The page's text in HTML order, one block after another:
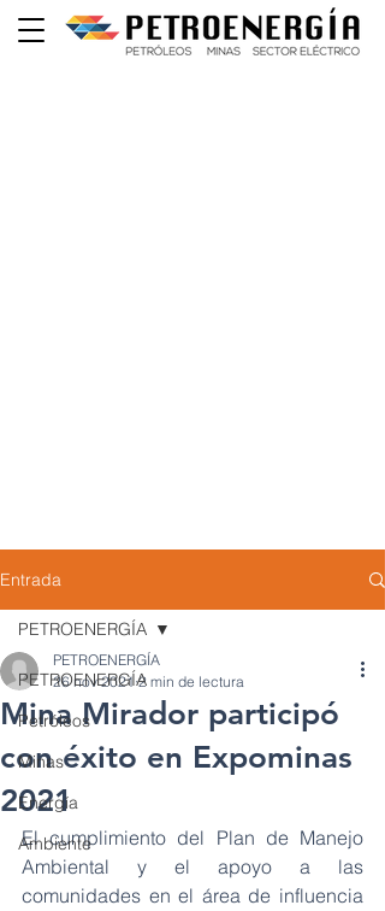
Entrada
PETROENERGÍA
Petróleos
Minas
Energía
Ambiente
PETROENERGÍA
Mina Mirador participó
con éxito en Expominas
2021
PETROENERGÍA
26 nov 2021 2 min de lectura
El cumplimiento del Plan de Manejo
Ambiental y el apoyo a las
comunidades en el área de influencia